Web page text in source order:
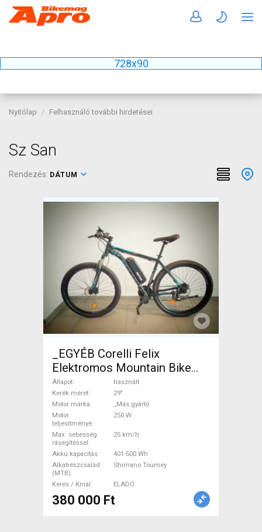
728x90
Nyitólap Felhasználó további hirdetései
Sz San
Rendezés: DÁTUM
_EGYÉB Corelli Felix
Elektromos Mountain Bike
29" elöl teleszkópos _Más
gyártó Shimano Tourney
használt ELADÓ
Állapot
használt
Kerék méret
29"
Motor márka
_Más gyártó
Motor
teljesítménye
250 W
Max. sebesség
rásegítéssel
25 km/h
Akku kapacitás
401-500 Wh
Alkatrészcsalád
(MTB)
Shimano Tourney
Keres / Kínál ELADÓ
380 000 Ft